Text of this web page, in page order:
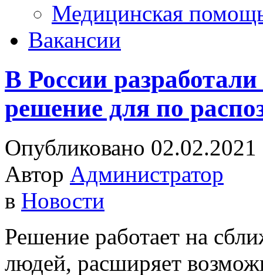
Медицинская
Вакансии
В России
решение для по
Опубликовано 02.02.2021
Автор Администратор
в Новости
Решение работает на
людей, расширяет